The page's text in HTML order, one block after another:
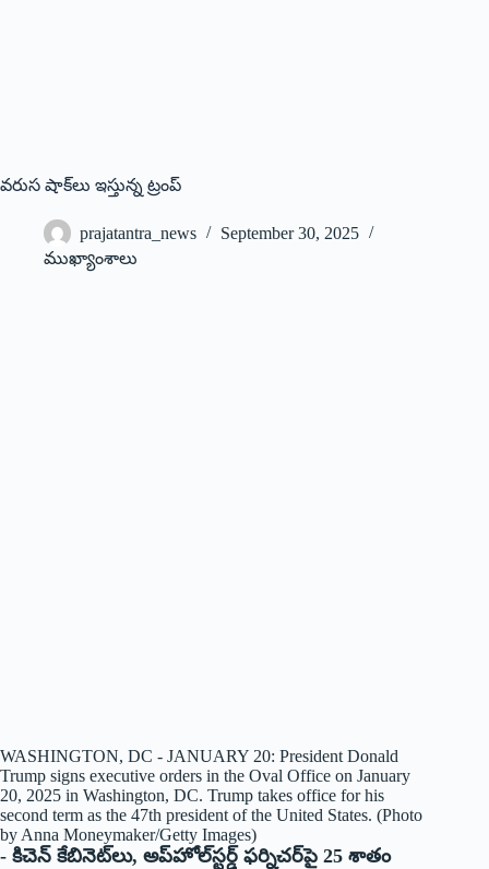
వరుస షాక్‌లు ఇస్తున్న ట్రంప్‌
prajatantra_news
September 30, 2025
ముఖ్యాంశాలు
WASHINGTON, DC - JANUARY 20: President Donald
Trump signs executive orders in the Oval Office on January
20, 2025 in Washington, DC. Trump takes office for his
second term as the 47th president of the United States. (Photo
by Anna Moneymaker/Getty Images)
‌- కిచెన్‌ ‌కేబినెట్‌లు, అప్‌హోల్‌స్టర్డ్ ‌ఫర్నిచర్‌పై 25 శాతం